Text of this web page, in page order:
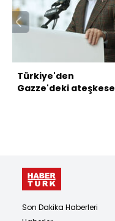
Türkiye'den
Gazze'deki ateşkese
Son Dakika Haberleri